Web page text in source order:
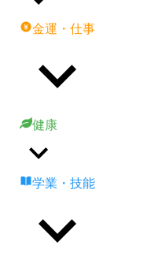
金運・仕事
健康
学業・技能